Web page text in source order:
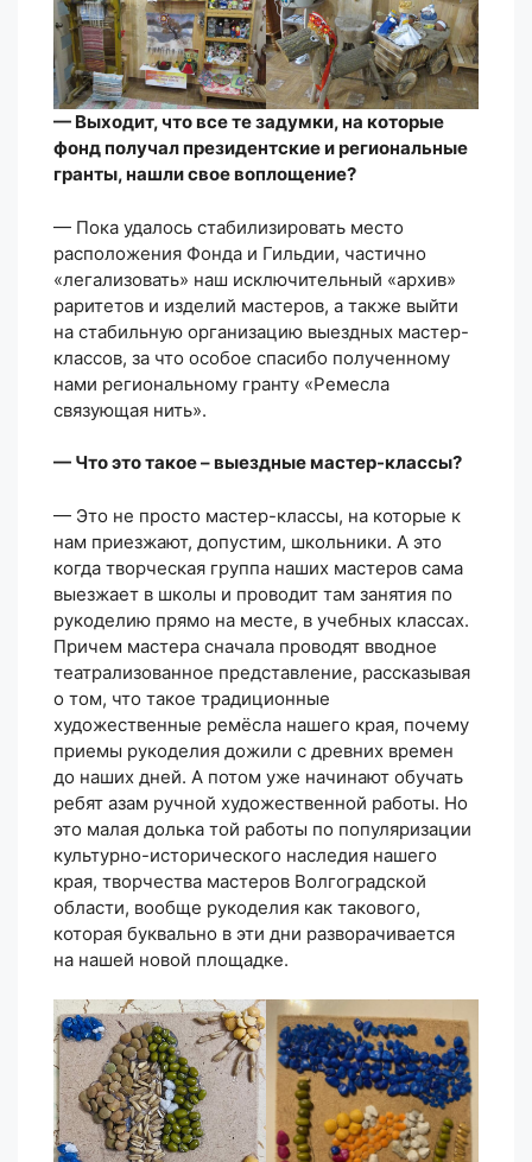
— Выходит, что все те задумки, на которые
фонд получал президентские и региональные
гранты, нашли свое воплощение?
— Пока удалось стабилизировать место
расположения Фонда и Гильдии, частично
«легализовать» наш исключительный «архив»
раритетов и изделий мастеров, а также выйти
на стабильную организацию выездных мастер-
классов, за что особое спасибо полученному
нами региональному гранту «Ремесла
связующая нить».
— Что это такое – выездные мастер-классы?
— Это не просто мастер-классы, на которые к
нам приезжают, допустим, школьники. А это
когда творческая группа наших мастеров сама
выезжает в школы и проводит там занятия по
рукоделию прямо на месте, в учебных классах.
Причем мастера сначала проводят вводное
театрализованное представление, рассказывая
о том, что такое традиционные
художественные ремёсла нашего края, почему
приемы рукоделия дожили с древних времен
до наших дней. А потом уже начинают обучать
ребят азам ручной художественной работы. Но
это малая долька той работы по популяризации
культурно-исторического наследия нашего
края, творчества мастеров Волгоградской
области, вообще рукоделия как такового,
которая буквально в эти дни разворачивается
на нашей новой площадке.